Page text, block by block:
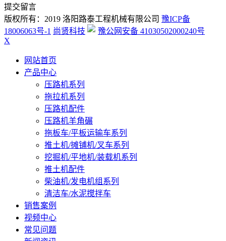
提交留言
版权所有：2019 洛阳路泰工程机械有限公司 豫ICP备
18006063号-1 尚贤科技
豫公网安备 41030502000240号
X
网站首页
产品中心
压路机系列
拖拉机系列
压路机配件
压路机羊角碾
拖板车/平板运输车系列
推土机/摊铺机/叉车系列
挖掘机/平地机/装载机系列
推土机配件
柴油机/发电机组系列
清洁车/水泥搅拌车
销售案例
视频中心
常见问题